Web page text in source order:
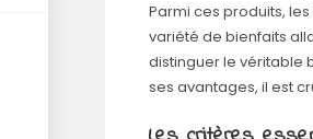
Parmi ces produits,
variété de bienfaits
distinguer le véritable
ses avantages, il est